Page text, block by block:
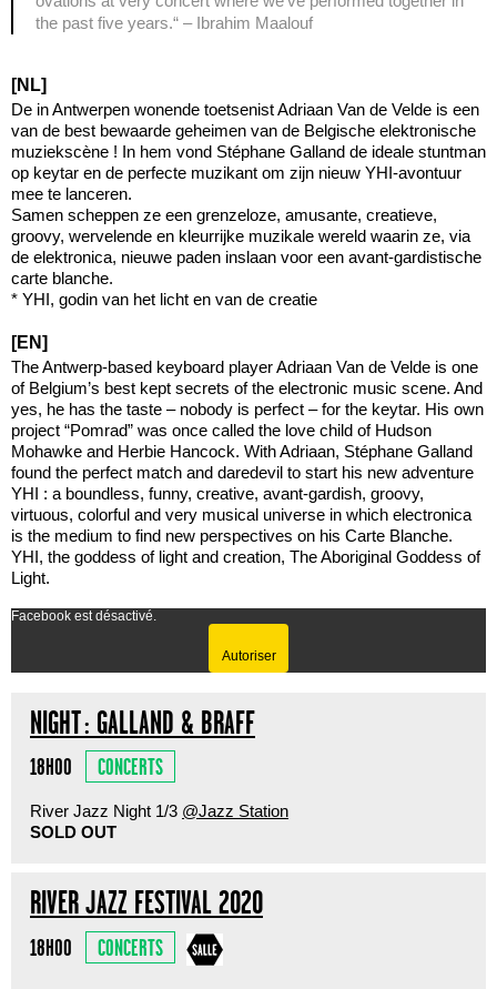
the past five years.“ – Ibrahim Maalouf
[NL]
De in Antwerpen wonende toetsenist Adriaan Van de Velde is een
van de best bewaarde geheimen van de Belgische elektronische
muziekscène ! In hem vond Stéphane Galland de ideale stuntman
op keytar en de perfecte muzikant om zijn nieuw YHI-avontuur
mee te lanceren.
Samen scheppen ze een grenzeloze, amusante, creatieve,
groovy, wervelende en kleurrijke muzikale wereld waarin ze, via
de elektronica, nieuwe paden inslaan voor een avant-gardistische
carte blanche.
* YHI, godin van het licht en van de creatie
[EN]
The Antwerp-based keyboard player Adriaan Van de Velde is one
of Belgium’s best kept secrets of the electronic music scene. And
yes, he has the taste – nobody is perfect – for the keytar. His own
project “Pomrad” was once called the love child of Hudson
Mohawke and Herbie Hancock. With Adriaan, Stéphane Galland
found the perfect match and daredevil to start his new adventure
YHI : a boundless, funny, creative, avant-gardish, groovy,
virtuous, colorful and very musical universe in which electronica
is the medium to find new perspectives on his Carte Blanche.
YHI, the goddess of light and creation, The Aboriginal Goddess of
Light.
Facebook est désactivé.
Autoriser
NIGHT : GALLAND & BRAFF
18H00 CONCERTS
River Jazz Night 1/3 @Jazz Station
SOLD OUT
RIVER JAZZ FESTIVAL 2020
18H00 CONCERTS